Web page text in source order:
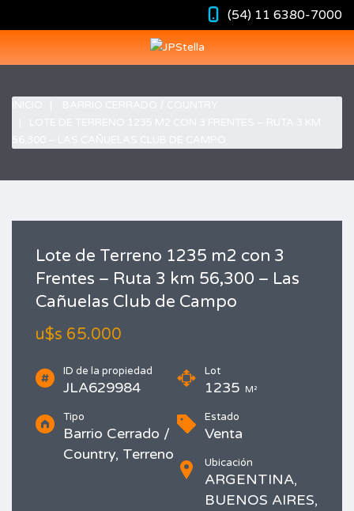
(54) 11 6380-7000
Lote de Terreno 1235 m2 con 3
Frentes – Ruta 3 km 56,300 – Las
Cañuelas Club de Campo
u$s 65.000
ID de la propiedad
JLA629984
Lot
1235 M²
Tipo
Barrio Cerrado /
Country, Terreno
Estado
Venta
Ubicación
ARGENTINA,
BUENOS AIRES,